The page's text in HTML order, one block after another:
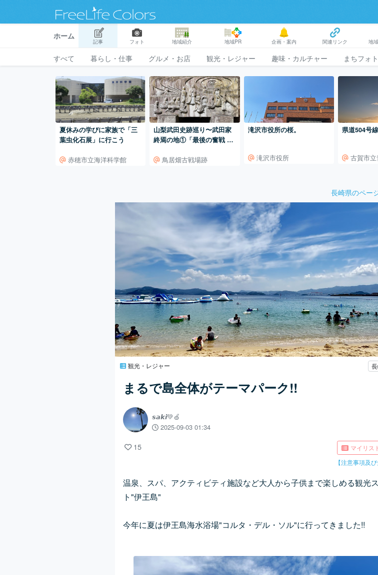
ホーム
記事 フォト 地域紹介 地域PR 企画・案内 関連リンク 地
すべて 暮らし・仕事 グルメ・お店 観光・レジャー 趣味・カルチャー まちフォト
夏休みの学びに家族で「三
葉虫化石展」に行こう
赤穂市立海洋科学館
山梨武田史跡巡り〜武田家
終焉の地①「最後の奮戦 甲
る」〜
鳥居畑古戦場跡
滝沢市役所の桜。
滝沢市役所
県道504号
古賀市
長崎県のペー
観光・レジャー
まるで島全体がテーマパーク!!
𝙨𝙖𝙠𝙞💚🍏
2025-09-03 01:34
15
マイリス
【注意事項及
温泉、スパ、アクティビティ施設など大人から子供まで楽しめる観光
ト"伊王島"
今年に夏は伊王島海水浴場"コルタ・デル・ソル"に行ってきました!!